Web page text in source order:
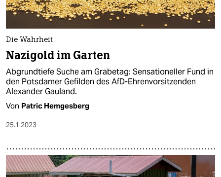
Die Wahrheit
Nazigold im Garten
Abgrundtiefe Suche am Grabetag: Sensationeller Fund in
den Potsdamer Gefilden des AfD-Ehrenvorsitzenden
Alexander Gauland.
Von Patric Hemgesberg
25.1.2023